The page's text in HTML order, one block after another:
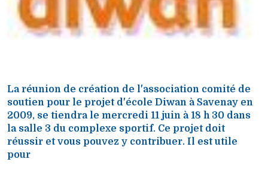
La réunion de création de l'association comité de
soutien pour le projet d'école Diwan à Savenay en
2009, se tiendra le mercredi 11 juin à 18 h 30 dans
la salle 3 du complexe sportif. Ce projet doit
réussir et vous pouvez y contribuer. Il est utile
pour